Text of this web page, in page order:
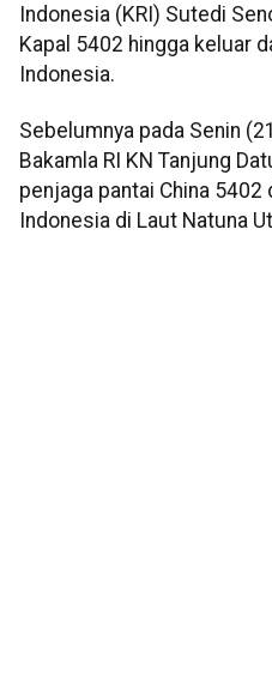
Indonesia (KRI) Sutedi
Kapal 5402 hingga keluar
Indonesia.
Sebelumnya pada Senin
Bakamla RI KN Tanjung
penjaga pantai China
Indonesia di Laut Natuna